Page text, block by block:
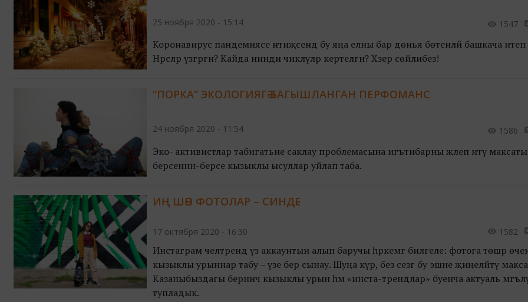
25 ноября 2020 - 15:14 1547
Коронавирус пандемиясе нәтиҗәсендә бу яңа елны бар дөнья бөтенләй башкача итеп
Нәрсәләр үзгәргән? Кайда нинди чикләүләр кертелгән? Хәзер сөйлибез!
“ПОРКА” ЭКОЛОГИЯГӘ БАГЫШЛАНГАН ПЕРФОМАНС
24 ноября 2020 - 11:54 1586
Эко- активистлар табигатьне саклау проблемасына игътибарны җәлеп итү
берсеннән-берсе кызыклы ысуллар уйлап таба.
ИҢ ШӘП ФОТОЛАР – СИНДӘ!
17 октября 2020 - 16:30 1582
Инстаграм челтәрендә үз аккаунтын алып баручы һәркемгә билгеле: фотога төшәр
кызыклы урыннар табу – үзе бер сынау. Шуңа күрә, без сезгә бу эшне җиңеләйтү
Казаныбыздагы берничә кызыклы урын һәм «инста-трендлар» буенча актуаль
тупладык.